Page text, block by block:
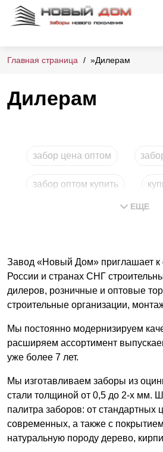
Главная страница »Дилерам
Дилерам
забор цена оптом
забор оптом купить
ЕЩЕ
Завод «Новый Дом» приглашает к
России и странах СНГ
дилеров, розничные и оптовые
строительные организации,
Мы постоянно модернизируем
расширяем ассортимент
уже более 7 лет.
Мы изготавливаем заборы из
стали толщиной от 0,5 до 2-х мм.
палитра заборов: от стандартных
современных, а также с
натуральную породу дерево,